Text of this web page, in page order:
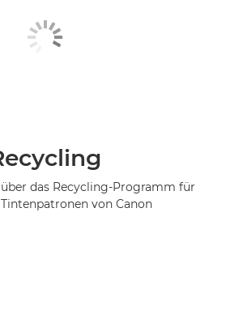
das Recycling-Programm für
von Canon